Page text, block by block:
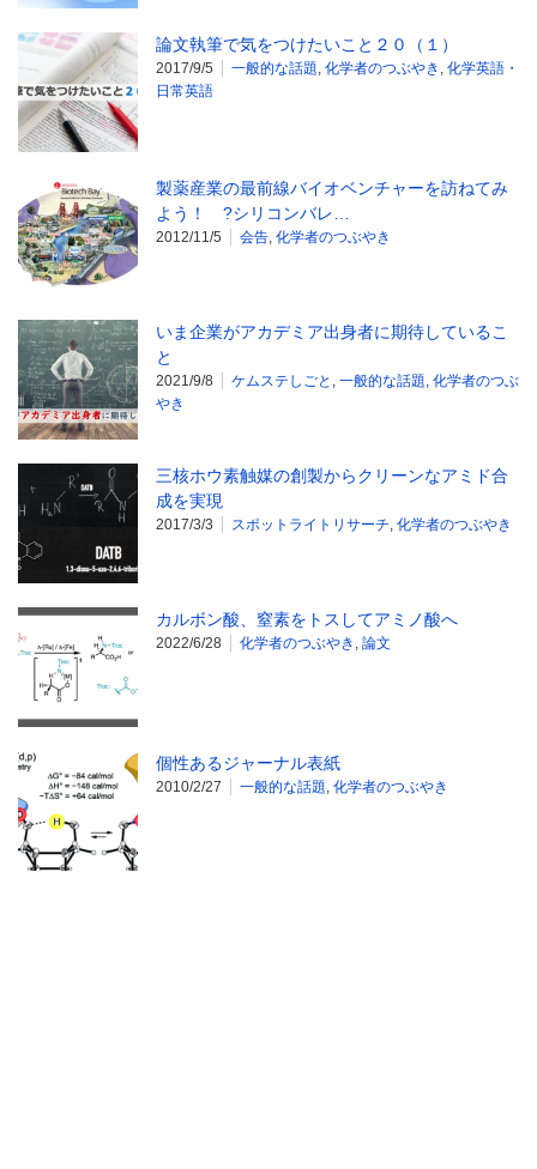
論文執筆で気をつけたいこと２０（１）
2017/9/5 一般的な話題, 化学者のつぶやき , 化学英語・
日常英語
製薬産業の最前線バイオベンチャーを訪ねてみ
よう！ ?シリコンバレ…
2012/11/5 会告, 化学者のつぶやき
いま企業がアカデミア出身者に期待しているこ
と
2021/9/8 ケムステしごと , 一般的な話題, 化学者のつぶ
やき
三核ホウ素触媒の創製からクリーンなアミド合
成を実現
2017/3/3 スポットライトリサーチ, 化学者のつぶやき
カルボン酸、窒素をトスしてアミノ酸へ
2022/6/28 化学者のつぶやき , 論文
個性あるジャーナル表紙
2010/2/27 一般的な話題, 化学者のつぶやき